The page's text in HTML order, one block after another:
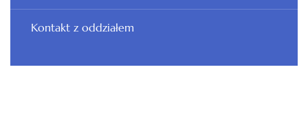
Kontakt z oddziałem